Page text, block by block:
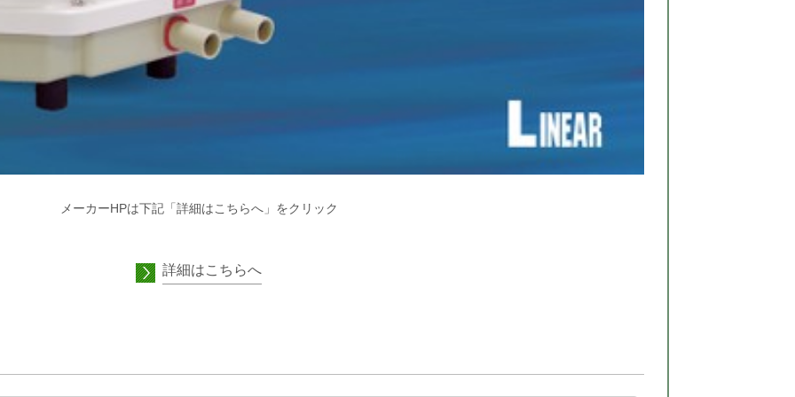
メーカーHPは下記「詳細はこちらへ」をクリック
詳細はこちらへ